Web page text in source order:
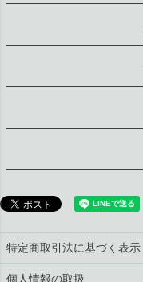
特定商取引法に基づく表示
個人情報の取扱